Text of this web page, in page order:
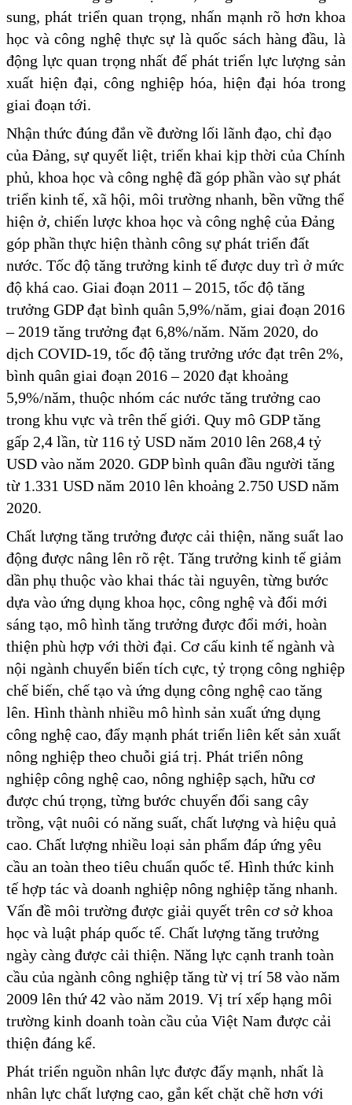
sung, phát triển quan trọng, nhấn mạnh rõ hơn khoa
học và công nghệ thực sự là quốc sách hàng đầu, là
động lực quan trọng nhất để phát triển lực lượng sản
xuất hiện đại, công nghiệp hóa, hiện đại hóa trong
giai đoạn tới.
Nhận thức đúng đắn về đường lối lãnh đạo, chỉ đạo
của Đảng, sự quyết liệt, triển khai kịp thời của Chính
phủ, khoa học và công nghệ đã góp phần vào sự phát
triển kinh tế, xã hội, môi trường nhanh, bền vững thể
hiện ở, chiến lược khoa học và công nghệ của Đảng
góp phần thực hiện thành công sự phát triển đất
nước. Tốc độ tăng trưởng kinh tế được duy trì ở mức
độ khá cao. Giai đoạn 2011 – 2015, tốc độ tăng
trưởng GDP đạt bình quân 5,9%/năm, giai đoạn 2016
– 2019 tăng trưởng đạt 6,8%/năm. Năm 2020, do
dịch COVID-19, tốc độ tăng trưởng ước đạt trên 2%,
bình quân giai đoạn 2016 – 2020 đạt khoảng
5,9%/năm, thuộc nhóm các nước tăng trưởng cao
trong khu vực và trên thế giới. Quy mô GDP tăng
gấp 2,4 lần, từ 116 tỷ USD năm 2010 lên 268,4 tỷ
USD vào năm 2020. GDP bình quân đầu người tăng
từ 1.331 USD năm 2010 lên khoảng 2.750 USD năm
2020.
Chất lượng tăng trưởng được cải thiện, năng suất lao
động được nâng lên rõ rệt. Tăng trưởng kinh tế giảm
dần phụ thuộc vào khai thác tài nguyên, từng bước
dựa vào ứng dụng khoa học, công nghệ và đổi mới
sáng tạo, mô hình tăng trưởng được đổi mới, hoàn
thiện phù hợp với thời đại. Cơ cấu kinh tế ngành và
nội ngành chuyển biến tích cực, tỷ trọng công nghiệp
chế biến, chế tạo và ứng dụng công nghệ cao tăng
lên. Hình thành nhiều mô hình sản xuất ứng dụng
công nghệ cao, đẩy mạnh phát triển liên kết sản xuất
nông nghiệp theo chuỗi giá trị. Phát triển nông
nghiệp công nghệ cao, nông nghiệp sạch, hữu cơ
được chú trọng, từng bước chuyển đổi sang cây
trồng, vật nuôi có năng suất, chất lượng và hiệu quả
cao. Chất lượng nhiều loại sản phẩm đáp ứng yêu
cầu an toàn theo tiêu chuẩn quốc tế. Hình thức kinh
tế hợp tác và doanh nghiệp nông nghiệp tăng nhanh.
Vấn đề môi trường được giải quyết trên cơ sở khoa
học và luật pháp quốc tế. Chất lượng tăng trưởng
ngày càng được cải thiện. Năng lực cạnh tranh toàn
cầu của ngành công nghiệp tăng từ vị trí 58 vào năm
2009 lên thứ 42 vào năm 2019. Vị trí xếp hạng môi
trường kinh doanh toàn cầu của Việt Nam được cải
thiện đáng kể.
Phát triển nguồn nhân lực được đẩy mạnh, nhất là
nhân lực chất lượng cao, gắn kết chặt chẽ hơn với